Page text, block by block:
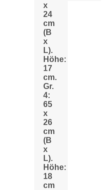
x
24
cm
(B
x
L).
Höhe:
17
cm.
Gr.
4:
65
x
26
cm
(B
x
L).
Höhe:
18
cm